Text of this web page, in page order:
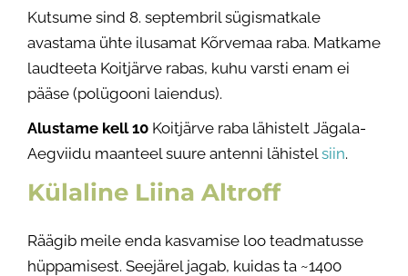
Kutsume sind 8. septembril sügismatkale
avastama ühte ilusamat Kõrvemaa raba. Matkame
laudteeta Koitjärve rabas, kuhu varsti enam ei
pääse (polügooni laiendus).
Alustame kell 10 Koitjärve raba lähistelt Jägala-
Aegviidu maanteel suure antenni lähistel siin.
Külaline Liina Altroff
Räägib meile enda kasvamise loo teadmatusse
hüppamisest. Seejärel jagab, kuidas ta ~1400